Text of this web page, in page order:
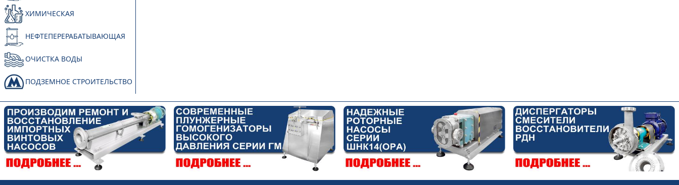
ХИМИЧЕСКАЯ
НЕФТЕПЕРЕРАБАТЫВАЮЩАЯ
ОЧИСТКА ВОДЫ
ПОДЗЕМНОЕ СТРОИТЕЛЬСТВО